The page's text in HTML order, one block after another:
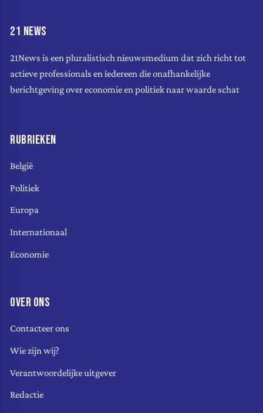
21 NEWS
21News is een pluralistisch nieuwsmedium dat zich richt tot
actieve professionals en iedereen die onafhankelijke
berichtgeving over economie en politiek naar waarde schat
RUBRIEKEN
België
Politiek
Europa
Internationaal
Economie
OVER ONS
Contacteer ons
Wie zijn wij?
Verantwoordelijke uitgever
Redactie